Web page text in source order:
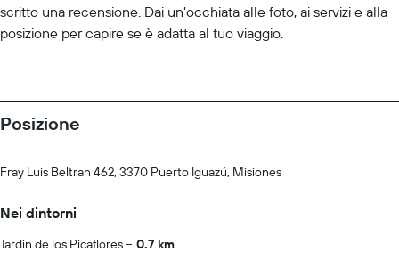
scritto una recensione. Dai un'occhiata alle foto, ai servizi e alla
posizione per capire se è adatta al tuo viaggio.
Posizione
Fray Luis Beltran 462, 3370 Puerto Iguazú, Misiones
Nei dintorni
Jardin de los Picaflores
0.7 km